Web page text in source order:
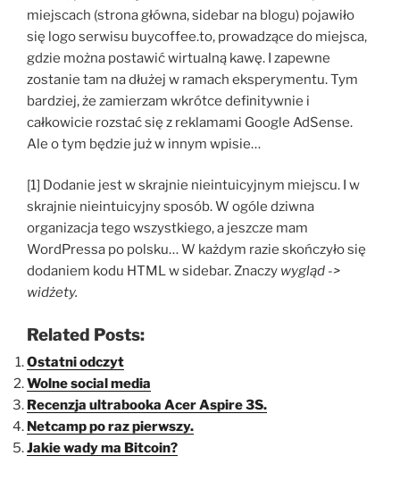
miejscach (strona główna, sidebar na blogu) pojawiło
się logo serwisu buycoffee.to, prowadzące do miejsca,
gdzie można postawić wirtualną kawę. I zapewne
zostanie tam na dłużej w ramach eksperymentu. Tym
bardziej, że zamierzam wkrótce definitywnie i
całkowicie rozstać się z reklamami Google AdSense.
Ale o tym będzie już w innym wpisie…
[1] Dodanie jest w skrajnie nieintuicyjnym miejscu. I w
skrajnie nieintuicyjny sposób. W ogóle dziwna
organizacja tego wszystkiego, a jeszcze mam
WordPressa po polsku… W każdym razie skończyło się
dodaniem kodu HTML w sidebar. Znaczy wygląd ->
widżety.
Related Posts:
Ostatni odczyt
Wolne social media
Recenzja ultrabooka Acer Aspire 3S.
Netcamp po raz pierwszy.
Jakie wady ma Bitcoin?